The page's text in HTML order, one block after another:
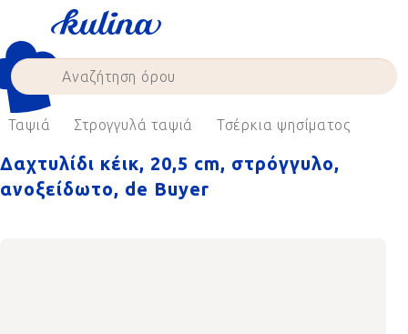
content
Ταψιά Στρογγυλά ταψιά Τσέρκια ψησίματος
Δαχτυλίδι κέικ, 20,5 cm, στρόγγυλο,
ανοξείδωτο, de Buyer